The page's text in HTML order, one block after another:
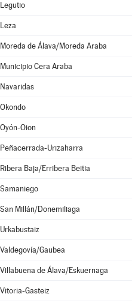
Legutio
Leza
Moreda de Álava/Moreda Araba
Municipio Cera Araba
Navaridas
Okondo
Oyón-Oion
Peñacerrada-Urizaharra
Ribera Baja/Erribera Beitia
Samaniego
San Millán/Donemiliaga
Urkabustaiz
Valdegovía/Gaubea
Villabuena de Álava/Eskuernaga
Vitoria-Gasteiz